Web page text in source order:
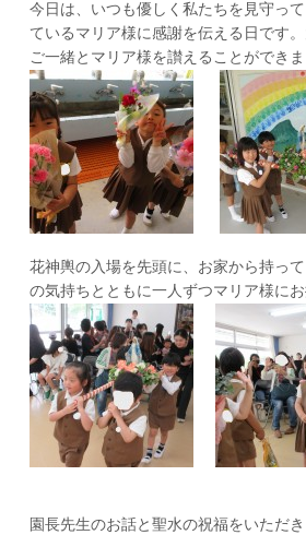
今日は、いつも優しく私たちを見守っ
ているマリア様に感謝を伝える日です
ご一緒とマリア様を讃えることができま
花神輿の入場を先頭に、お家から持っ
の気持ちとともに一人ずつマリア様にお
園長先生のお話と聖水の祝福をいただ